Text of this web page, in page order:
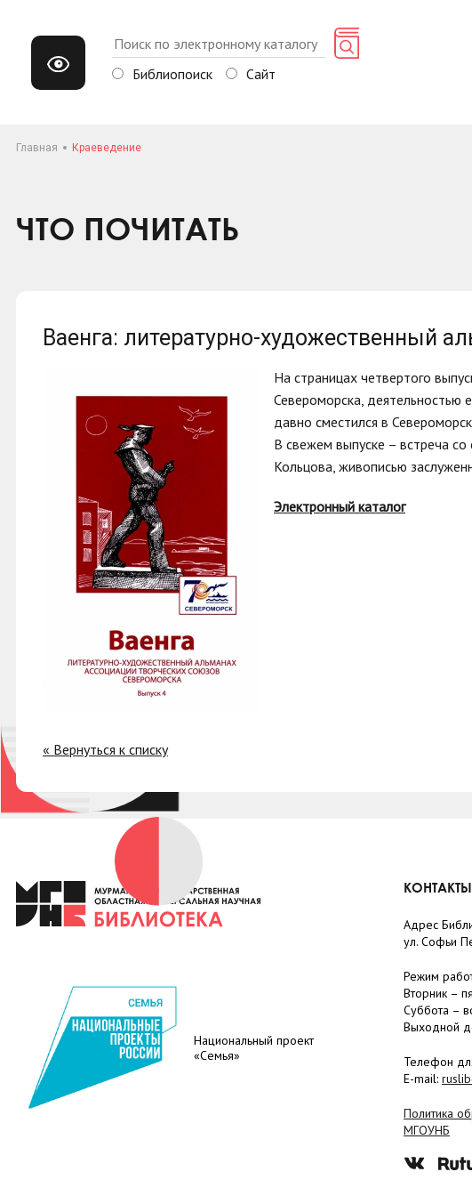
Библиопоиск Сайт
Главная Краеведение
ЧТО ПОЧИТАТЬ
Ваенга: литературно-художественный
На страницах четвертого
Североморска, деятельностью
давно сместился в
В свежем выпуске – встреча со
Кольцова, живописью
Электронный каталог
« Вернуться к списку
Национальный проект
«Семья»
КОНТАКТЫ
Адрес
ул. Софьи
Режим
Вторник –
Суббота – в
Выходной
Телефон
E-mail:
Политика
МГОУНБ